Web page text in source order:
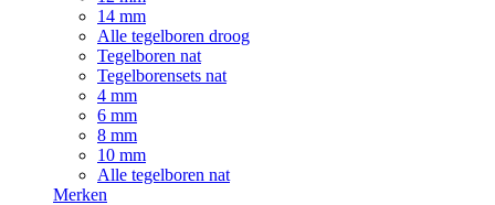
14 mm
Alle tegelboren droog
Tegelboren nat
Tegelborensets nat
4 mm
6 mm
8 mm
10 mm
Alle tegelboren nat
Merken